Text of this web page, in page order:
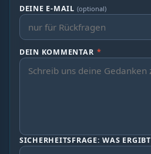
DEINE E-MAIL (optional)
DEIN KOMMENTAR *
SICHERHEITSFRAGE: WAS ERGIBT